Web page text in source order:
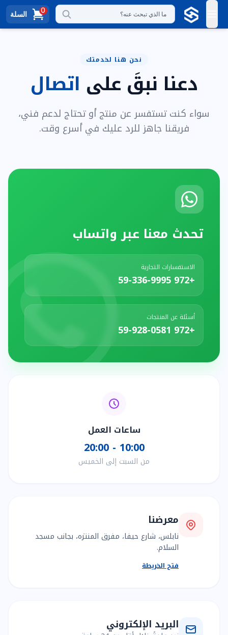
ما الذي تبحث عنه؟ 0 السلة
نحن هنا لخدمتك
دعنا نبقَ على اتصال
سواء كنت تستفسر عن منتج أو تحتاج لدعم فني،
فريقنا جاهز للرد عليك في أسرع وقت.
تحدث معنا عبر واتساب
الاستفسارات التجارية
+972 59-336-9995
أسئلة عن المنتجات
+972 59-928-0581
ساعات العمل
10:00 - 20:00
من السبت إلى الخميس
معرضنا
نابلس، شارع حيفا، مفرق المنتزه، بجانب مسجد
السلام.
فتح الخريطة
البريد الإلكتروني